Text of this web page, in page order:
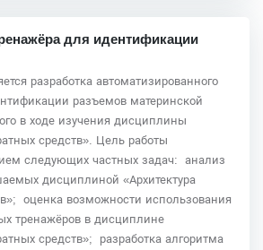
для идентификации
разработка автоматизированного
разъемов материнской
в ходе изучения дисциплины
средств». Цель работы
следующих частных задач: ­ анализ
дисциплиной «Архитектура
оценка возможности использования
тренажёров в дисциплине
средств»; ­ разработка алгоритма